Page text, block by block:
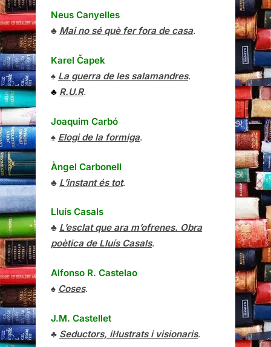
Neus Canyelles
♣ Mai no sé què fer fora de casa.
Karel Čapek
♠ La guerra de les salamandres.
♣ R.U.R.
Joaquim Carbó
♠ Elogi de la formiga.
Àngel Carbonell
♣ L’instant és tot.
Lluís Casals
♣ L’esclat que ara m’ofrenes. Obra
poètica de Lluís Casals.
Alfonso R. Castelao
♠ Coses.
J.M. Castellet
♣ Seductors, il·lustrats i visionaris.